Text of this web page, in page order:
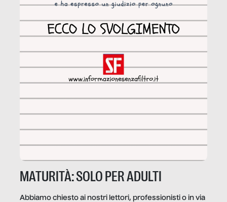
MATURITÀ: SOLO PER ADULTI
Abbiamo chiesto ai nostri lettori, professionisti o in via